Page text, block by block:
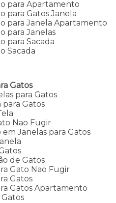
para Apartamento
para Gatos Janela
para Janela Apartamento
para Janelas
para Sacada
Sacada
Gatos
para Gatos
Gatos
Nao Fugir
Janelas para Gatos
de Gatos
Gato Nao Fugir
Gatos
Gatos Apartamento